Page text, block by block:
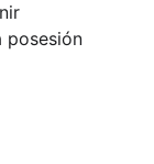
posesión